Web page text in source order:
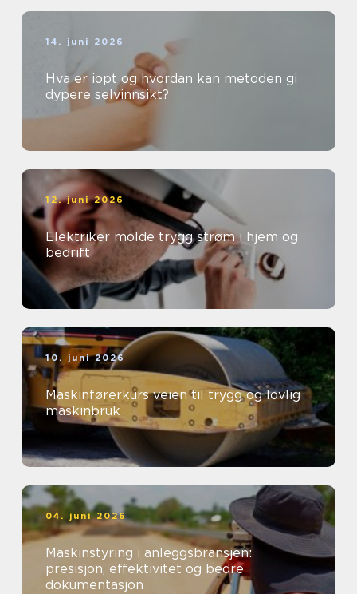
14. juni 2026
Hva er iopt og hvordan kan metoden gi
dypere selvinnsikt?
12. juni 2026
Elektriker molde trygg strøm i hjem og
bedrift
10. juni 2026
Maskinførerkurs veien til trygg og lovlig
maskinbruk
04. juni 2026
Maskinstyring i anleggsbransjen:
presisjon, effektivitet og bedre
dokumentasjon